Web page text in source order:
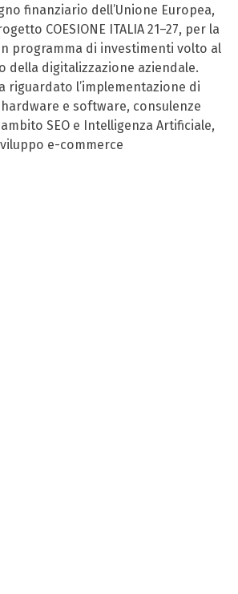
finanziario dell’Unione Europea,
COESIONE ITALIA 21–27, per la
programma di investimenti volto al
della digitalizzazione aziendale.
riguardato l’implementazione di
e software, consulenze
SEO e Intelligenza Artificiale,
e-commerce